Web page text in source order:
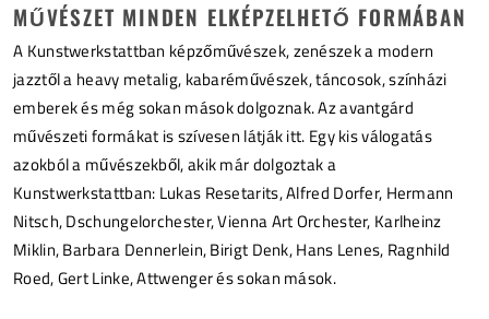
MŰVÉSZET MINDEN ELKÉPZELHETŐ FORMÁBAN
A Kunstwerkstattban képzőművészek, zenészek a modern
jazztől a heavy metalig, kabaréművészek, táncosok, színházi
emberek és még sokan mások dolgoznak. Az avantgárd
művészeti formákat is szívesen látják itt. Egy kis válogatás
azokból a művészekből, akik már dolgoztak a
Kunstwerkstattban: Lukas Resetarits, Alfred Dorfer, Hermann
Nitsch, Dschungelorchester, Vienna Art Orchester, Karlheinz
Miklin, Barbara Dennerlein, Birigt Denk, Hans Lenes, Ragnhild
Roed, Gert Linke, Attwenger és sokan mások.